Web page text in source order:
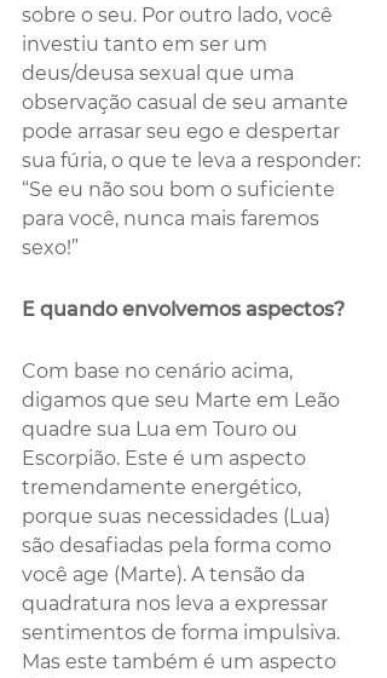
sobre o seu. Por outro lado, você
investiu tanto em ser um
deus/deusa sexual que uma
observação casual de seu amante
pode arrasar seu ego e despertar
sua fúria, o que te leva a responder:
“Se eu não sou bom o suficiente
para você, nunca mais faremos
sexo!”
E quando envolvemos aspectos?
Com base no cenário acima,
digamos que seu Marte em Leão
quadre sua Lua em Touro ou
Escorpião. Este é um aspecto
tremendamente energético,
porque suas necessidades (Lua)
são desafiadas pela forma como
você age (Marte). A tensão da
quadratura nos leva a expressar
sentimentos de forma impulsiva.
Mas este também é um aspecto